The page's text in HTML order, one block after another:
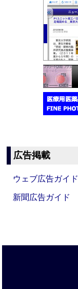
広告掲載
ウェブ広告ガイド
新聞広告ガイド